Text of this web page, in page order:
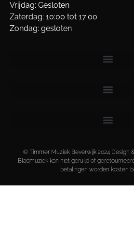
Vrijdag: Gesloten
Zaterdag: 10:00 tot 17:00
Zondag: gesloten
© Timmer Muziek Beverwijk 2024 Design
Bladmuziek kan niet geruild of
betalingen worden kosten